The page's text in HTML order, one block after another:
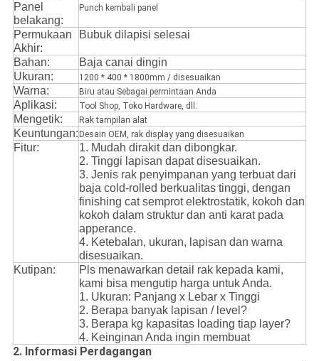
Panel
belakang:
Punch kembali panel
Permukaan
Akhir:
Bubuk dilapisi selesai
Bahan:
Baja canai dingin
Ukuran:
1200 * 400 * 1800mm / disesuaikan
Warna: Biru atau Sebagai permintaan Anda
Aplikasi: Tool Shop, Toko Hardware, dll.
Mengetik: Rak tampilan alat
Keuntungan: Desain OEM, rak display yang disesuaikan
Fitur:
1. Mudah dirakit dan dibongkar.
2. Tinggi lapisan dapat disesuaikan.
3. Jenis rak penyimpanan yang terbuat dari
baja cold-rolled berkualitas tinggi, dengan
finishing cat semprot elektrostatik, kokoh dan
kokoh dalam struktur dan anti karat pada
apperance.
4. Ketebalan, ukuran, lapisan dan warna
disesuaikan.
Kutipan:
Pls menawarkan detail rak kepada kami,
kami bisa mengutip harga untuk Anda.
1. Ukuran: Panjang x Lebar x Tinggi
2. Berapa banyak lapisan / level?
3. Berapa kg kapasitas loading tiap layer?
4. Keinginan Anda ingin membuat
2. Informasi Perdagangan